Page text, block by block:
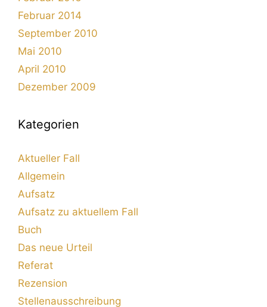
Februar 2014
September 2010
Mai 2010
April 2010
Dezember 2009
Kategorien
Aktueller Fall
Allgemein
Aufsatz
Aufsatz zu aktuellem Fall
Buch
Das neue Urteil
Referat
Rezension
Stellenausschreibung